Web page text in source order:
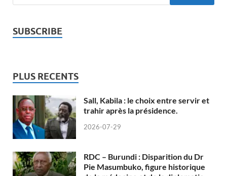
SUBSCRIBE
PLUS RECENTS
Sall, Kabila : le choix entre servir et
trahir après la présidence.
2026-07-29
RDC – Burundi : Disparition du Dr
Pie Masumbuko, figure historique